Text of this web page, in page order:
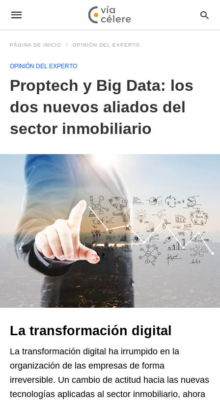
PÁGINA DE INICIO OPINIÓN DEL EXPERTO
OPINIÓN DEL EXPERTO
Proptech y Big Data: los
dos nuevos aliados del
sector inmobiliario
La transformación digital
La transformación digital ha irrumpido en la
organización de las empresas de forma
irreversible. Un cambio de actitud hacia las nuevas
tecnologías aplicadas al sector inmobiliario, ahora